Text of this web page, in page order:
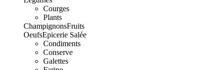
Courges
Plants
ChampignonsFruits
OeufsEpicerie Salée
Condiments
Conserve
Galettes